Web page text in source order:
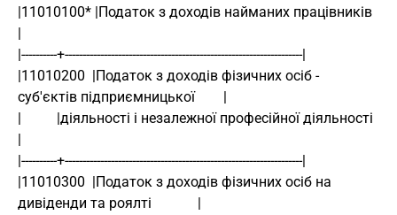
|11010100* |Податок з доходів найманих працівників
|
|----------+-------------------------------------------------------------------|
|11010200  |Податок з доходів фізичних осіб -
суб'єктів підприємницької        |
|          |діяльності і незалежної професійної діяльності
|
|----------+-------------------------------------------------------------------|
|11010300  |Податок з доходів фізичних осіб на
дивіденди та роялті             |